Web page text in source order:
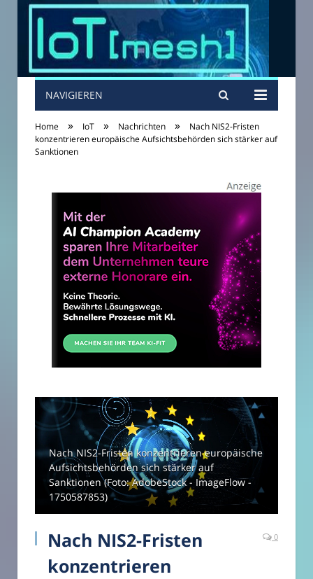
NAVIGIEREN
Home » IoT » Nachrichten »
Nach NIS2-Fristen
konzentrieren europäische Aufsichtsbehörden sich stärker auf
Sanktionen
Nach NIS2-Fristen konzentrieren europäische
Aufsichtsbehörden sich stärker auf
Sanktionen (Foto: AdobeStock - ImageFlow -
1750587853)
Nach NIS2-Fristen
konzentrieren
0